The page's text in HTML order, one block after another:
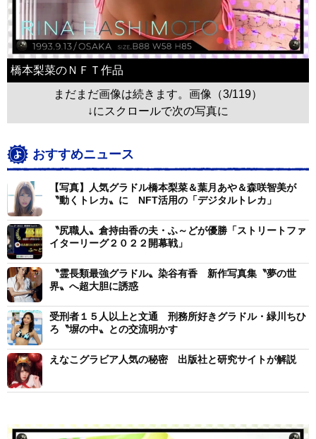
橋本梨菜のＮＦＴ作品
まだまだ画像は続きます。画像（3/119）
↓にスクロールで次の写真に
おすすめニュース
【写真】人気グラドル橋本梨菜＆葉月あや＆森咲智美が
〝動くトレカ〟に NFT活用の「デジタルトレカ」
〝尻職人〟倉持由香の夫・ふ～どが優勝「ストリートファ
イターリーグ２０２２開幕戦」
〝霊長類最強グラドル〟染谷有香 新作写真集〝夢の世
界〟へ超大胆に誘惑
受刑者１５人以上と文通 刑務所好きグラドル・緑川ちひ
ろ〝塀の中〟との交流明かす
えなこグラビア人気の秘密 出版社と研究サイトが解説